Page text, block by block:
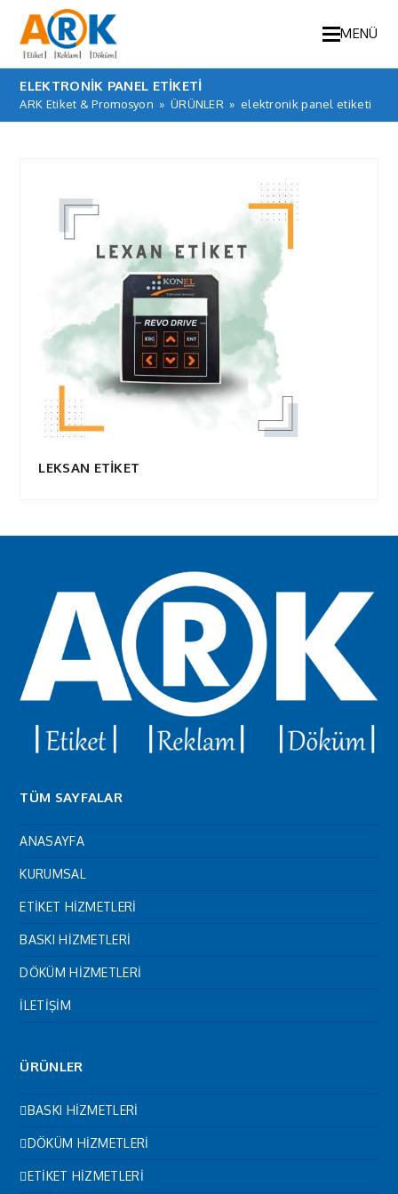
MENÜ
ELEKTRONIK PANEL ETIKETI
ARK Etiket & Promosyon » ÜRÜNLER » elektronik panel etiketi
LEKSAN ETİKET
TÜM SAYFALAR
ANASAYFA
KURUMSAL
ETİKET HİZMETLERİ
BASKI HİZMETLERİ
DÖKÜM HİZMETLERİ
İLETİŞİM
ÜRÜNLER
BASKI HİZMETLERİ
DÖKÜM HİZMETLERİ
ETİKET HİZMETLERİ